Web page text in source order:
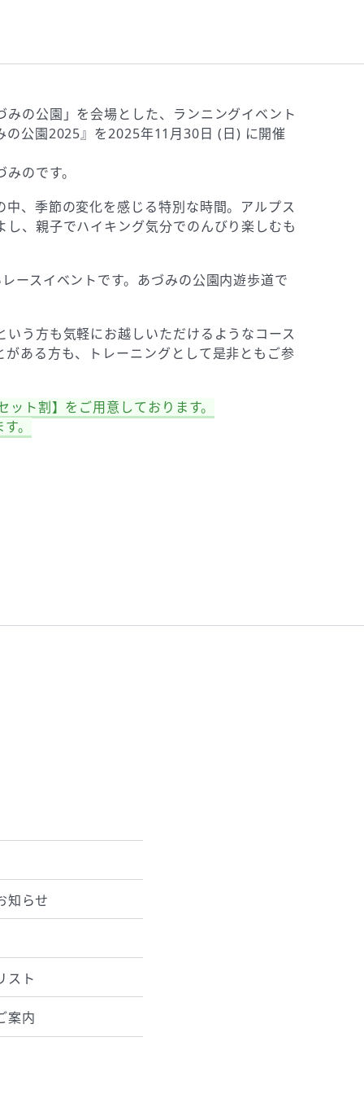
の公園」を会場とした、ランニングイベント
の公園2025』を2025年11⽉30⽇ (⽇) に開催
のです。
、季節の変化を感じる特別な時間。アルプス
、親子でハイキング気分でのんびり楽しむも
ースイベントです。あづみの公園内遊歩道で
う方も気軽にお越しいただけるようなコース
ある方も、トレーニングとして是非ともご参
ト割】をご用意しております。
。
知らせ
スト
案内